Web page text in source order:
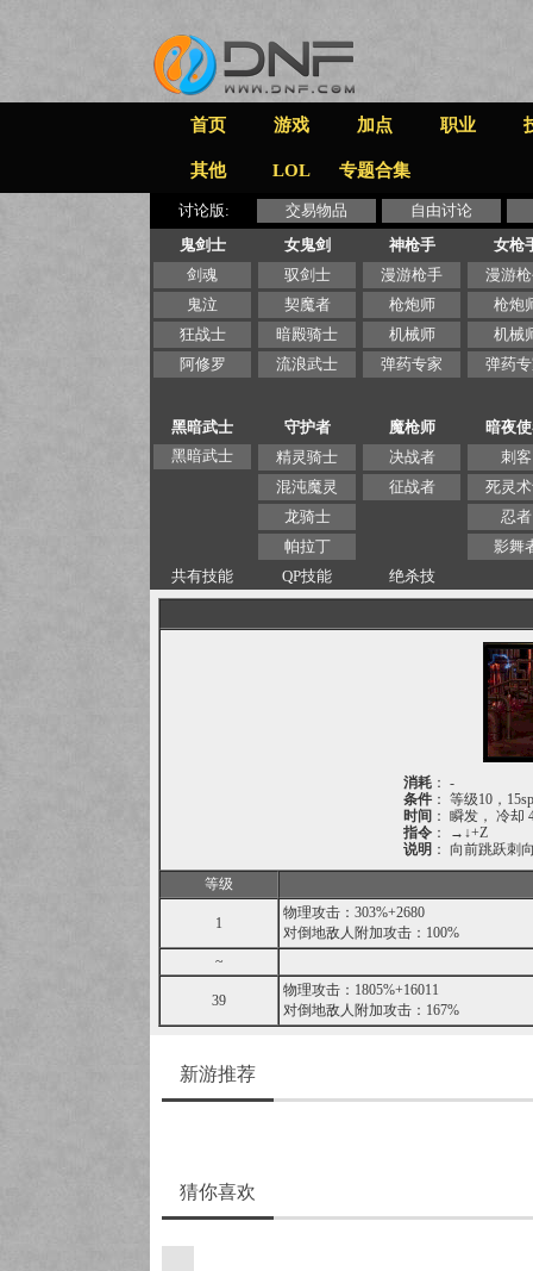
首页 游戏 加点 职业
其他 LOL 专题合集
讨论版: 交易物品
自由讨论
鬼剑士
剑魂
鬼泣
狂战士
阿修罗
女鬼剑
驭剑士
契魔者
暗殿骑士
流浪武士
神枪手
漫游枪手
枪炮师
机械师
弹药专家
女枪
漫游
枪炮
机械
弹药
黑暗武士
黑暗武士
守护者
精灵骑士
混沌魔灵
龙骑士
帕拉丁
魔枪师
决战者
征战者
暗夜
刺客
死灵
忍者
影舞
共有技能
QP技能 绝杀技
消耗： -
条件： 等级10，15sp
时间 ： 瞬发， 冷却
指令： →↓+Z
说明 ： 向前跳跃刺
等级
1
物理攻击：303%+2680
对倒地敌人附加攻击：100%
~
39
物理攻击：1805%+16011
对倒地敌人附加攻击：167%
新游推荐
猜你喜欢